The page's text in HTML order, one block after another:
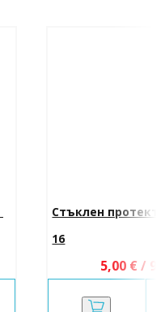
Стъклен
16
5,00 € /